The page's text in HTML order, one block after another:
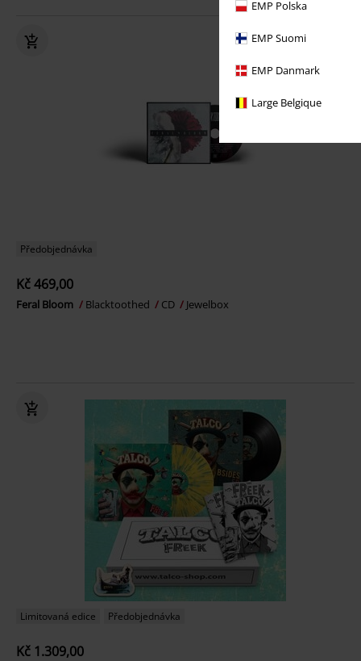
EMP Polska
EMP Suomi
EMP Danmark
Large Belgique
Předobjednávka
Kč 469,00
Feral Bloom Blacktoothed CD Jewelbox
Limitovaná edice Předobjednávka
Kč 1.309,00